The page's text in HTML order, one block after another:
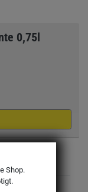
0,75l
Shop.